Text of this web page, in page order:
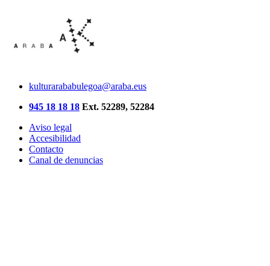
kulturarababulegoa@araba.eus
945 18 18 18 Ext. 52289, 52284
Aviso legal
Accesibilidad
Contacto
Canal de denuncias